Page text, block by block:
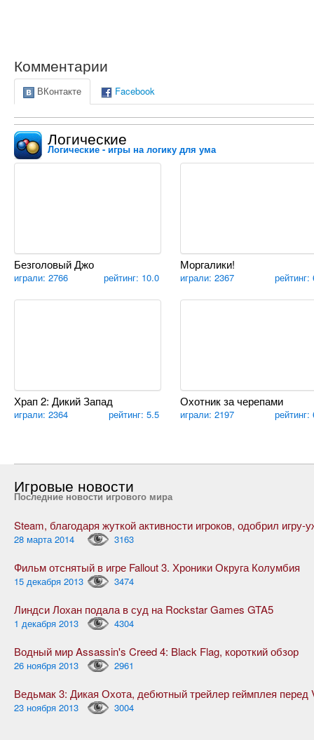
Комментарии
ВКонтакте Facebook
Логические
Логические - игры на логику для ума
Безголовый Джо
играли: 2766 рейтинг: 10.0
Моргалики!
играли: 2367 рейтинг:
Храп 2: Дикий Запад
играли: 2364 рейтинг: 5.5
Охотник за черепами
играли: 2197 рейтинг:
Игровые новости
Последние новости игрового мира
28 марта 2014 3163
Фильм отснятый в игре Fallout 3. Хроники Округа Колумбия
15 декабря 2013 3474
Линдси Лохан подала в суд на Rockstar Games GTA5
1 декабря 2013 4304
Водный мир Assassin's Creed 4: Black Flag, короткий обзор
26 ноября 2013 2961
23 ноября 2013 3004